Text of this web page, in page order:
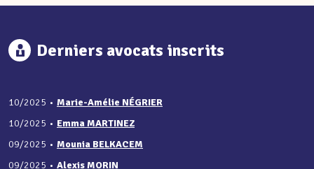
Derniers avocats inscrits
10/2025 • Marie-Amélie NÉGRIER
10/2025 • Emma MARTINEZ
09/2025 • Mounia BELKACEM
09/2025 • Alexis MORIN